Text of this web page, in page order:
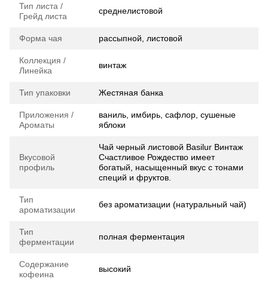
Тип листа /
Грейд листа
среднелистовой
Форма чая рассыпной, листовой
Коллекция /
Линейка
винтаж
Тип упаковки Жестяная банка
Приложения /
Ароматы
ваниль, имбирь, сафлор, сушеные
яблоки
Вкусовой
профиль
Чай черный листовой Basilur Винтаж
Счастливое Рождество имеет
богатый, насыщенный вкус с тонами
специй и фруктов.
Тип
ароматизации
без ароматизации (натуральный чай)
Тип
ферментации
полная ферментация
Содержание
кофеина
высокий